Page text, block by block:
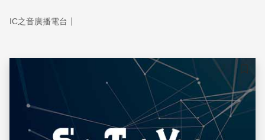
IC之音廣播電台 ｜
儲存